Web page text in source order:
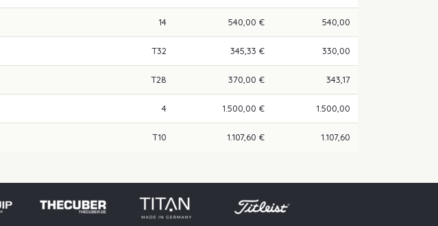
14 540,00 € 540,00
T32 345,33 € 330,00
T28 370,00 € 343,17
4 1.500,00 € 1.500,00
T10 1.107,60 € 1.107,60